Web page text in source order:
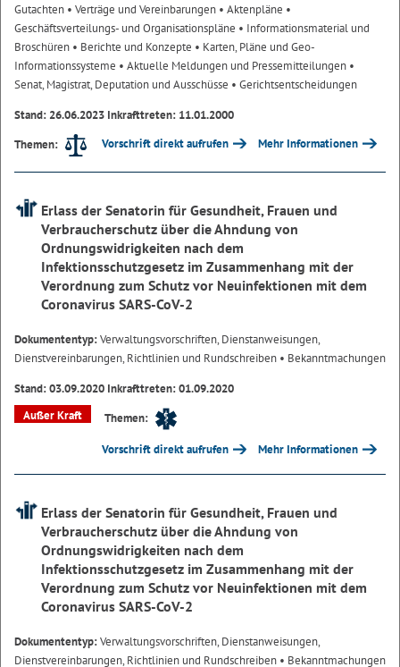
Gutachten • Verträge und Vereinbarungen • Aktenpläne •
Geschäftsverteilungs- und Organisationspläne • Informationsmaterial und
Broschüren • Berichte und Konzepte • Karten, Pläne und Geo-
Informationssysteme • Aktuelle Meldungen und Pressemitteilungen •
Senat, Magistrat, Deputation und Ausschüsse • Gerichtsentscheidungen
Stand: 26.06.2023 Inkrafttreten: 11.01.2000
Themen:
Vorschrift direkt aufrufen Mehr Informationen
Erlass der Senatorin für Gesundheit, Frauen und
Verbraucherschutz über die Ahndung von
Ordnungswidrigkeiten nach dem
Infektionsschutzgesetz im Zusammenhang mit der
Verordnung zum Schutz vor Neuinfektionen mit dem
Coronavirus SARS-CoV-2
Dokumententyp:Verwaltungsvorschriften, Dienstanweisungen,
Dienstvereinbarungen, Richtlinien und Rundschreiben • Bekanntmachungen
Stand: 03.09.2020 Inkrafttreten: 01.09.2020
Außer Kraft
Themen:
Vorschrift direkt aufrufen Mehr Informationen
Erlass der Senatorin für Gesundheit, Frauen und
Verbraucherschutz über die Ahndung von
Ordnungswidrigkeiten nach dem
Infektionsschutzgesetz im Zusammenhang mit der
Verordnung zum Schutz vor Neuinfektionen mit dem
Coronavirus SARS-CoV-2
Dokumententyp:Verwaltungsvorschriften, Dienstanweisungen,
Dienstvereinbarungen, Richtlinien und Rundschreiben • Bekanntmachungen